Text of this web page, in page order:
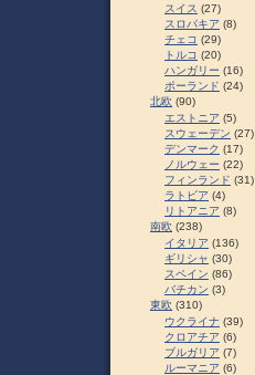
スイス (27)
スロパキア (8)
チェコ (29)
トルコ (20)
ハンガリー (16)
ポーランド (24)
北欧 (90)
エストニア (5)
スウェーデン (27)
デンマーク (17)
ノルウェー (22)
フィンランド (31)
ラトビア (4)
リトアニア (8)
南欧 (238)
イタリア (136)
ギリシャ (30)
スペイン (86)
バチカン (3)
東欧 (310)
ウクライナ (39)
クロアチア (6)
ブルガリア (7)
ルーマニア (6)